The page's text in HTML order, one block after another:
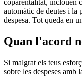
coparentalitat, inclouen
automàtic de deutes i la
despesa. Tot queda en
Quan l'acord
Si malgrat els teus
sobre les despeses amb